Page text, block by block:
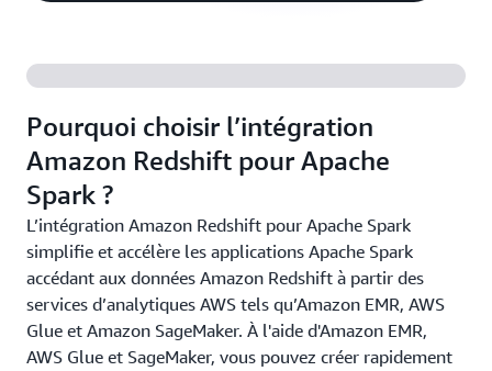
Pourquoi choisir l’intégration
Amazon Redshift pour Apache
Spark ?
L’intégration Amazon Redshift pour Apache Spark
simplifie et accélère les applications Apache Spark
accédant aux données Amazon Redshift à partir des
services d’analytiques AWS tels qu’Amazon EMR, AWS
Glue et Amazon SageMaker. À l'aide d'Amazon EMR,
AWS Glue et SageMaker, vous pouvez créer rapidement